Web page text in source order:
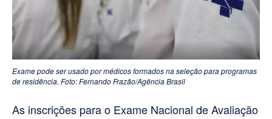
Exame pode ser usado por médicos formados na seleção para programas
de residência. Foto: Fernando Frazão/Agência Brasil
As inscrições para o Exame Nacional de Avaliação